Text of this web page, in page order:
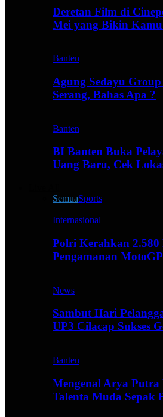
Deretan Film di
Mei yang Bikin Kamu
Banten
Agung Sedayu
Serang, Bahas Apa ?
Banten
BI Banten Buka
Uang Baru, Cek
SemuaSports
Internasional
Polri Kerahkan 2.580
Pengamanan
News
Sambut Hari
UP3 Cilacap Sukses
Banten
Mengenal Arya Putra
Talenta Muda Sepak